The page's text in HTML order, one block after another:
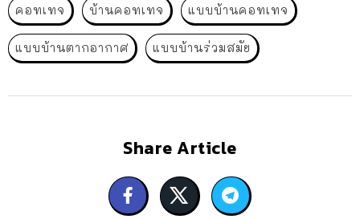
คอทเทจ บ้านคอทเทจ แบบบ้านคอทเทจ
แบบบ้านตากอากาศ แบบบ้านร่วมสมัย
Share Article